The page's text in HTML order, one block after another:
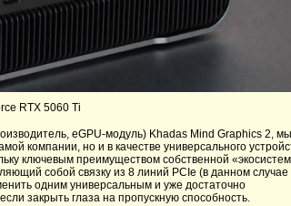
RTX 5060 Ti
eGPU-модуль) Khadas Mind Graphics 2, мы
компании, но и в качестве универсального
ключевым преимуществом собственной
собой связку из 8 линий PCIe (в данном случае
одним универсальным и уже достаточно
закрыть глаза на пропускную способность.